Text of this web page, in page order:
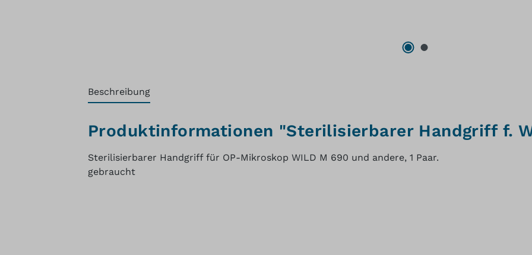
Beschreibung
Produktinformationen "Sterilisierbarer Handgriff f.
Sterilisierbarer Handgriff für OP-Mikroskop WILD M 690 und andere, 1 Paar.
gebraucht